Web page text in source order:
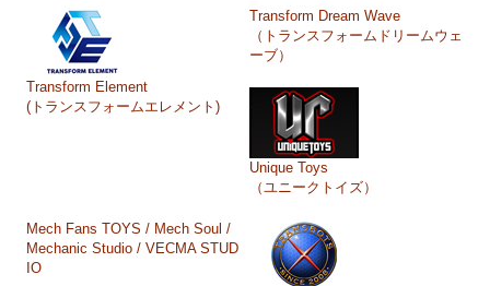
Transform Element
(トランスフォームエレメント)
Transform Dream Wave
（トランスフォームドリームウェ
ーブ）
Unique Toys
（ユニークトイズ）
Mech Fans TOYS / Mech Soul /
Mechanic Studio / VECMA STUD
IO